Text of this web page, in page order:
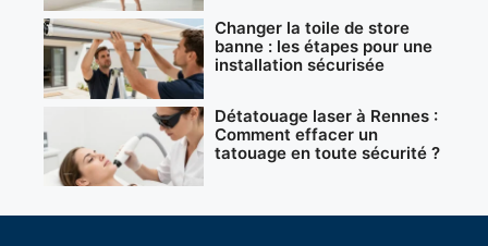
Changer la toile de store
banne : les étapes pour une
installation sécurisée
Détatouage laser à Rennes :
Comment effacer un
tatouage en toute sécurité ?